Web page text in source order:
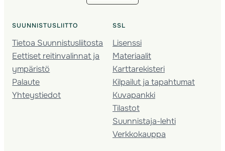
SUUNNISTUSLIITTO
Tietoa Suunnistusliitosta
Eettiset reitinvalinnat ja
ympäristö
Palaute
Yhteystiedot
SSL
Lisenssi
Materiaalit
Karttarekisteri
Kilpailut ja tapahtumat
Kuvapankki
Tilastot
Suunnistaja-lehti
Verkkokauppa